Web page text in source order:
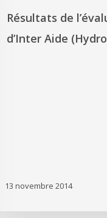
Résultats de
d’Inter Aide
13 novembre 2014